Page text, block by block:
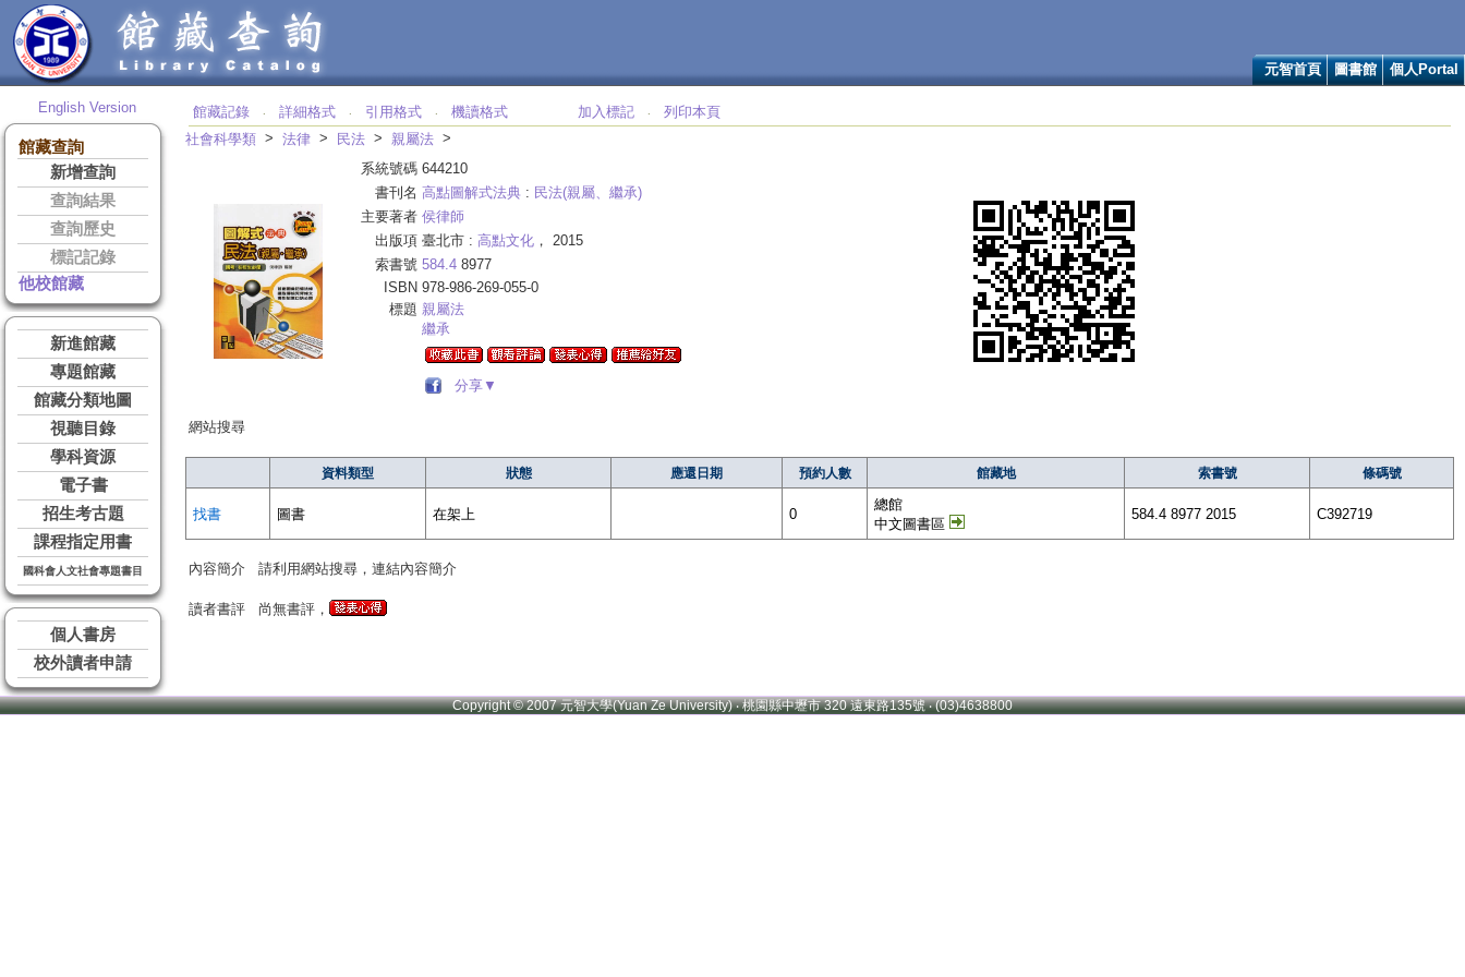
元智首頁 圖書館 個人Portal
English Version
館藏查詢
新增查詢
查詢結果
查詢歷史
標記記錄
他校館藏
新進館藏
專題館藏
館藏分類地圖
視聽目錄
學科資源
電子書
招生考古題
課程指定用書
國科會人文社會專題書目
個人書房
校外讀者申請
館藏記錄 ‧ 詳細格式 ‧ 引用格式 ‧ 機讀格式 加入標記 ‧
列印本頁
社會科學類 > 法律 > 民法 > 親屬法 >
系統號碼 644210
書刊名 高點圖解式法典 : 民法(親屬、繼承)
主要著者 侯律師
出版項 臺北市 : 高點文化 ， 2015
索書號 584.4 8977
ISBN 978-986-269-055-0
標題 親屬法
繼承
分享▼
網站搜尋
資料類型 狀態 應還日期 預約人數 館藏地 索書號 條碼號
找書 圖書 在架上 0
總館
中文圖書區
584.4 8977 2015 C392719
內容簡介 請利用網站搜尋，連結內容簡介
讀者書評 尚無書評，
Copyright © 2007 元智大學(Yuan Ze University) ‧ 桃園縣中壢市 320 遠東路135號 ‧ (03)4638800